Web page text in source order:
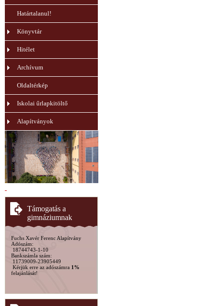
Határtalanul!
Könyvtár
Hitélet
Archívum
Oldaltérkép
Iskolai űrlapkitöltő
Alapítványok
Támogatás a
gimnáziumnak
Fuchs Xavér Ferenc Alapítvány
Adószám:
18744743-1-10
Bankszámla szám:
11739009-23905449
Kérjük erre az adószámra 1%
felajánlását!